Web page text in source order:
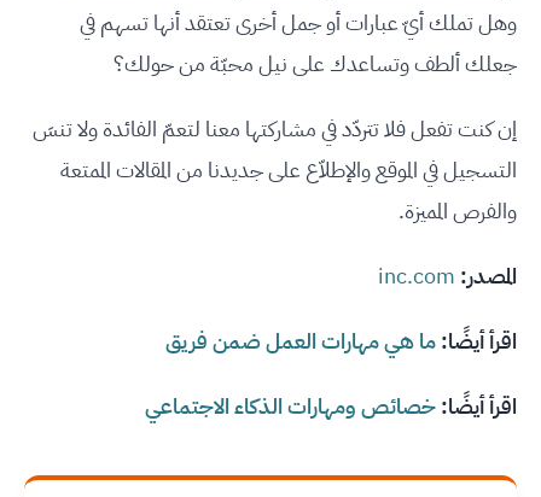
وهل تملك أيّ عبارات أو جمل أخرى تعتقد أنها تسهم في
جعلك ألطف وتساعدك على نيل محبّة من حولك؟
إن كنت تفعل فلا تتردّد في مشاركتها معنا لتعمّ الفائدة ولا تنسَ
التسجيل في الموقع والإطلاّع على جديدنا من المقالات الممتعة
والفرص المميزة.
المصدر: inc.com
اقرأ أيضًا:ما هي مهارات العمل ضمن فريق
اقرأ أيضًا:خصائص ومهارات الذكاء الاجتماعي